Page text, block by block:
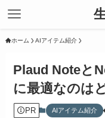
ホーム AIアイテム紹介
Plaud Noteと
に最適なのは
PR AIアイテム紹介